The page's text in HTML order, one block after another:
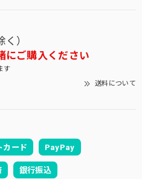
）
にご購入ください
す
送料について
カード PayPay
銀行振込